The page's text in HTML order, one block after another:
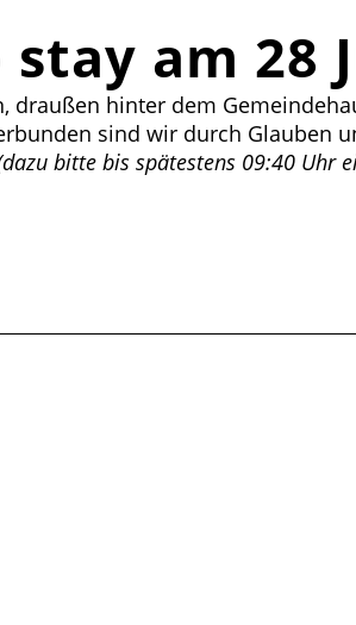
am 28
hinter dem
sind wir durch Glauben
bitte bis spätestens 09:40 Uhr